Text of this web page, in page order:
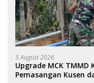
5 August 2026
Upgrade MCK TMMD
Pemasangan Kusen